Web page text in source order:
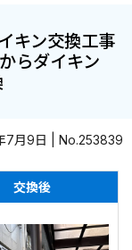
キン交換工事
らダイキン
7月9日 | No.253839
交換後